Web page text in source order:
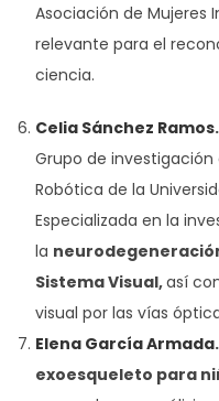
Asociación de Mujeres
relevante para el
ciencia.
Celia Sánchez Ramos.
Grupo de
Robótica de la
Especializada en la
la
Sistema Visual,así
visual por las vías
Elena García Armada.
exoesqueleto para